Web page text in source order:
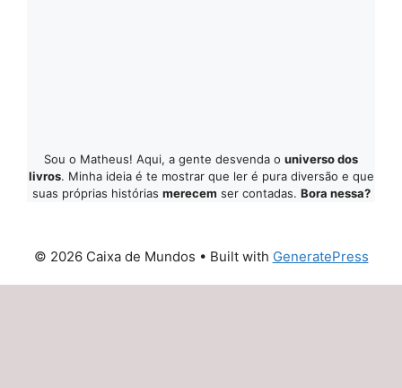
Sou o Matheus! Aqui, a gente desvenda o universo dos
livros. Minha ideia é te mostrar que ler é pura diversão e que
suas próprias histórias merecem ser contadas. Bora nessa?
© 2026 Caixa de Mundos • Built with GeneratePress